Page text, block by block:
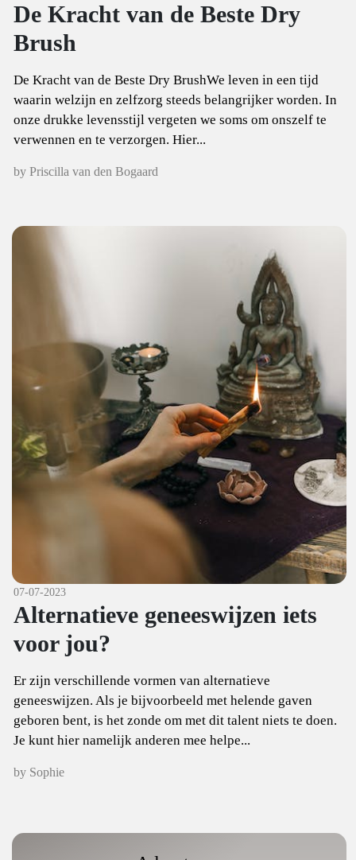
De Kracht van de Beste Dry
Brush
De Kracht van de Beste Dry BrushWe leven in een tijd
waarin welzijn en zelfzorg steeds belangrijker worden. In
onze drukke levensstijl vergeten we soms om onszelf te
verwennen en te verzorgen. Hier...
by Priscilla van den Bogaard
07-07-2023
Alternatieve geneeswijzen iets
voor jou?
Er zijn verschillende vormen van alternatieve
geneeswijzen. Als je bijvoorbeeld met helende gaven
geboren bent, is het zonde om met dit talent niets te doen.
Je kunt hier namelijk anderen mee helpe...
by Sophie